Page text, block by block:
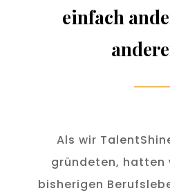
einfach
Als wir
gründeten, hatten
bisherigen